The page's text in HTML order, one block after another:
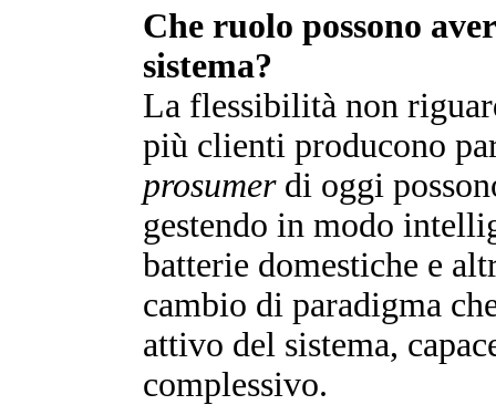
Che ruolo possono
sistema?
La flessibilità non
più clienti producono
prosumerdi oggi
gestendo in modo
batterie domestiche e
cambio di paradigma
attivo del sistema,
complessivo.